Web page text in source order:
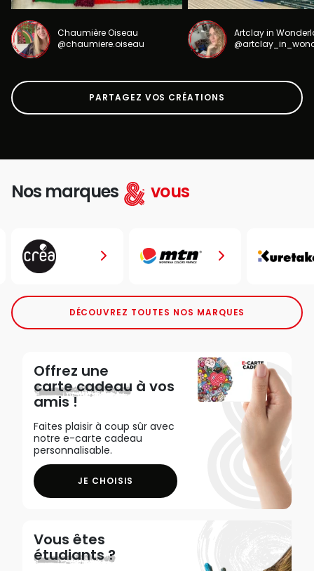
Chaumière Oiseau
@chaumiere.oiseau
Artclay in
PARTAGEZ VOS CRÉATIONS
Nos marques vous
DÉCOUVREZ TOUTES NOS MARQUES
Offrez une
carte cadeau à vos
amis !
Faites plaisir à coup sûr avec
notre e-carte cadeau
personnalisable.
JE CHOISIS
Vous êtes
étudiants ?